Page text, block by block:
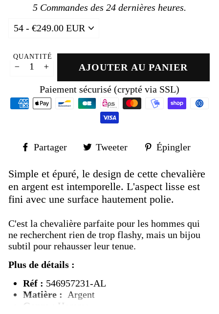
5 Commandes des 24 dernières heures.
QUANTITÉ
AJOUTER AU PANIER
Paiement sécurisé (crypté via SSL)
Partager
Partager
Facebook
Tweeter
Tweeter
Twitter
Épingler
Simple et épuré, le design de cette chevalière
en argent est intemporelle. L'aspect lisse est
fini avec une surface hautement polie.
C'est la chevalière parfaite pour les hommes qui
ne recherchent rien de trop flashy, mais un bijou
subtil pour rehausser leur tenue.
Plus de détails :
Réf : 546957231-AL
Matière :
Argent
Genre :
Homme